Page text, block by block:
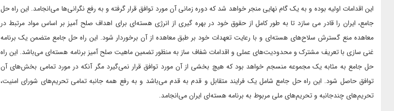
این اقدامات اولیه بوده و به یک گام نهایی منجر خواهد شد که دوره زمانی آن مورد توافق قرار گرفته و به رفع نگرانی‌ها می‌انجامد. این راه حل
جامع، ایران را قادر می سازد تا به طور کامل از حقوق خود در بهره گیری از انرژی هسته‌ای برای اهداف صلح آمیز بر اساس مواد مرتبط در
معاهده منع گسترش سلاح‌های هسته‌ای و با رعایت تعهدات خود بر طبق معاهده از آن برخوردار شود. این راه حل جامع متضمن یک برنامه
غنی سازی با تعریف مشترک و محدودیت‌های عملی و اقدامات شفاف ساز به منظور تضمین ماهیت صلح آمیز برنامه هسته‌ای می‌باشد. این راه
حل جامع به مثابه یک مجموعه منسجم خواهد بود که هیچ بخشی از آن مورد توافق قرار نمی‌گیرد مگر آنکه در مورد تمامی بخش‌های آن
توافق حاصل شود. این راه حل جامع شامل یک فرایند متقابل و قدم به قدم می‌باشد و به رفع همه جانبه تمامی تحریم‌های شورای امنیت،
تحریم‌های چندجانبه و تحریم‌های ملی مربوط به برنامه هسته‌ای ایران می‌انجامد.